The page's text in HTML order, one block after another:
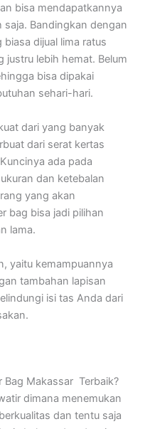
bisa mendapatkannya
saja. Bandingkan dengan
dijual lima ratus
justru lebih hemat. Belum
bisa dipakai
sehari-hari.
dari yang banyak
dari serat kertas
ada pada
dan ketebalan
yang akan
bag bisa jadi pilihan
lama.
yaitu kemampuannya
tambahan lapisan
isi tas Anda dari
Bag Makassar Terbaik?
dimana menemukan
dan tentu saja